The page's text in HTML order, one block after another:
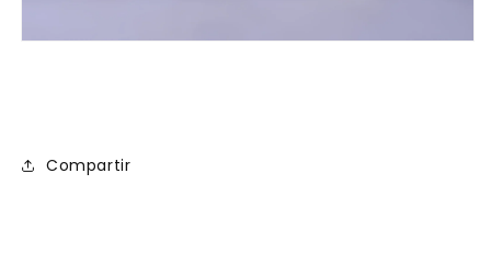
Compartir